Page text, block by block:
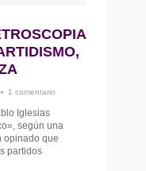
1 comentario
Iglesias
según una
opinado que
partidos